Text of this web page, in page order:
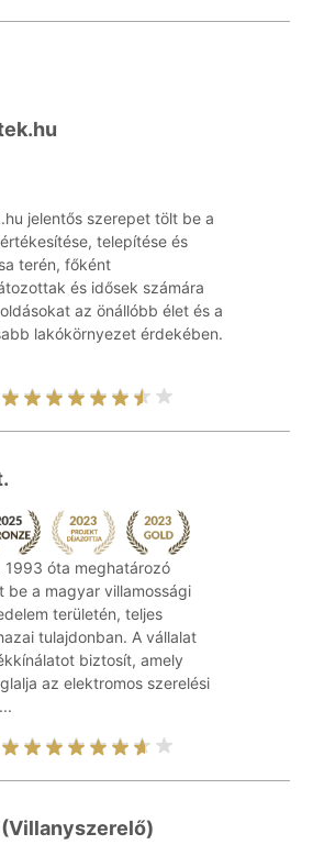
jelentős szerepet tölt be a
telepítése és
terén, főként
és idősek számára
az önállóbb élet és a
lakókörnyezet érdekében.
1993 óta meghatározó
be a magyar villamossági
területén, teljes
tulajdonban. A vállalat
biztosít, amely
az elektromos szerelési